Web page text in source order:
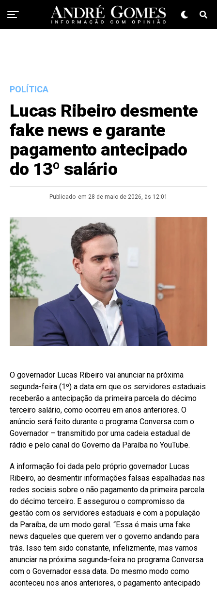
POLÍTICA
Lucas Ribeiro desmente
fake news e garante
pagamento antecipado
do 13º salário
Publicado em 28 de maio de 2026, às 12:01
O governador Lucas Ribeiro vai anunciar na próxima
segunda-feira (1º) a data em que os servidores estaduais
receberão a antecipação da primeira parcela do décimo
terceiro salário, como ocorreu em anos anteriores. O
anúncio será feito durante o programa Conversa com o
Governador – transmitido por uma cadeia estadual de
rádio e pelo canal do Governo da Paraíba no YouTube.
A informação foi dada pelo próprio governador Lucas
Ribeiro, ao desmentir informações falsas espalhadas nas
redes sociais sobre o não pagamento da primeira parcela
do décimo terceiro. E assegurou o compromisso da
gestão com os servidores estaduais e com a população
da Paraíba, de um modo geral. “Essa é mais uma fake
news daqueles que querem ver o governo andando para
trás. Isso tem sido constante, infelizmente, mas vamos
anunciar na próxima segunda-feira no programa Conversa
com o Governador essa data. Do mesmo modo como
aconteceu nos anos anteriores, o pagamento antecipado